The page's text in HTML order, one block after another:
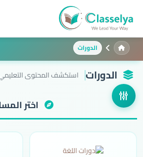
الدورات
الدورات استكشف المحتوى
اختر